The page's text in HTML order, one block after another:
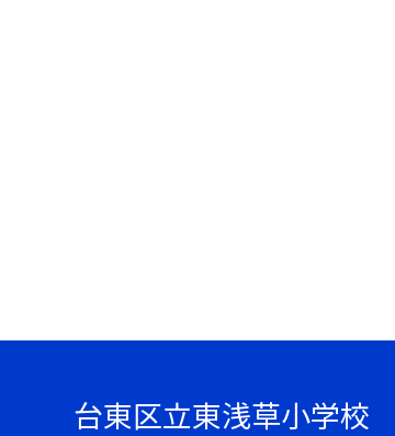
台東区立東浅草小学校